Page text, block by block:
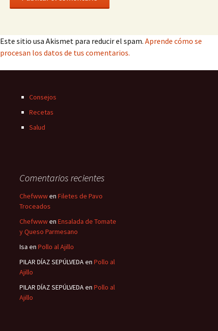
Este sitio usa Akismet para reducir el spam. Aprende cómo se
procesan los datos de tus comentarios.
Consejos
Recetas
Salud
Comentarios recientes
Chefwwwen Filetes de Pavo
Troceados
Chefwwwen Ensalada de Tomate
y Queso Parmesano
Isa en Pollo al Ajillo
PILAR DÍAZ SEPÚLVEDAen Pollo al
Ajillo
PILAR DÍAZ SEPÚLVEDAen Pollo al
Ajillo